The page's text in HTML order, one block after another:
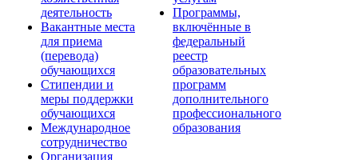
деятельность
Вакантные места
для приема
(перевода)
обучающихся
Стипендии и
меры поддержки
обучающихся
Международное
сотрудничество
Организация
Программы,
включённые в
федеральный
реестр
образовательных
программ
дополнительного
профессионального
образования